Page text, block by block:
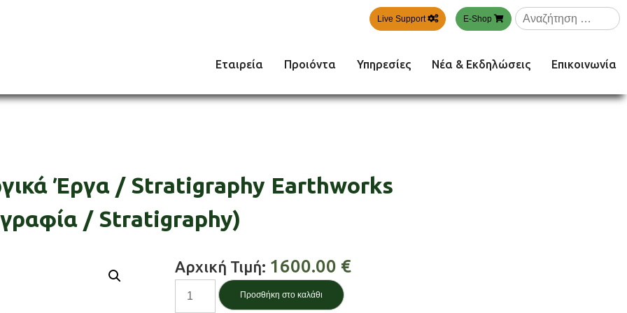
Live Support E-Shop
Αναζήτηση
για:
Εταιρεία Προιόντα Υπηρεσίες Νέα & Εκδηλώσεις Επικοινωνία
Έργα / Stratigraphy Earthworks
/ Stratigraphy)
Αρχική Τιμή: 1600.00 €
Στρωματογραφία
Χωματουργικά
Προσθήκη στο καλάθι